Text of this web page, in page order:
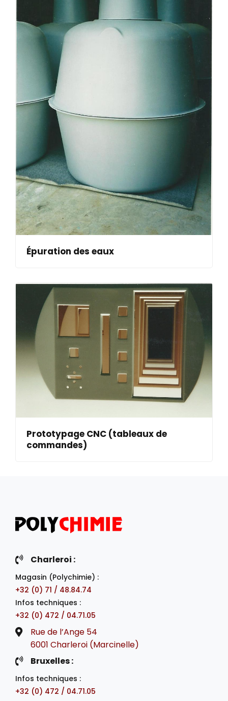
Épuration des eaux
Prototypage CNC (tableaux de
commandes)
Charleroi :
Magasin (Polychimie) :
+32 (0) 71 / 48.84.74
Infos techniques :
+32 (0) 472 / 04.71.05
Rue de l’Ange 54
6001 Charleroi (Marcinelle)
Bruxelles :
Infos techniques :
+32 (0) 472 / 04.71.05